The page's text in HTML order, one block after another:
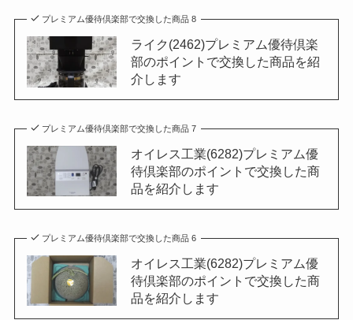
プレミアム優待倶楽部で交換した商品 8
ライク(2462)プレミアム優待倶楽
部のポイントで交換した商品を紹
介します
プレミアム優待倶楽部で交換した商品 7
オイレス工業(6282)プレミアム優
待倶楽部のポイントで交換した商
品を紹介します
プレミアム優待倶楽部で交換した商品 6
オイレス工業(6282)プレミアム優
待倶楽部のポイントで交換した商
品を紹介します